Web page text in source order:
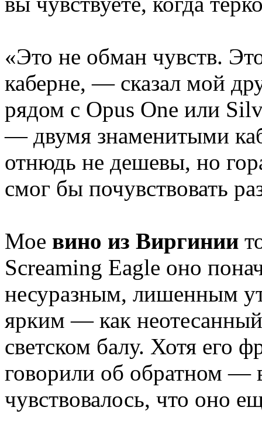
«Это не обман чувств.
каберне, — сказал мой
рядом с Opus One или
— двумя знаменитыми
отнюдь не дешевы, но
смог бы почувствовать
Мое вино из Виргинии
Screaming Eagle оно
несуразным, лишенным
ярким — как
светском балу. Хотя его
говорили об обратном —
чувствовалось, что оно